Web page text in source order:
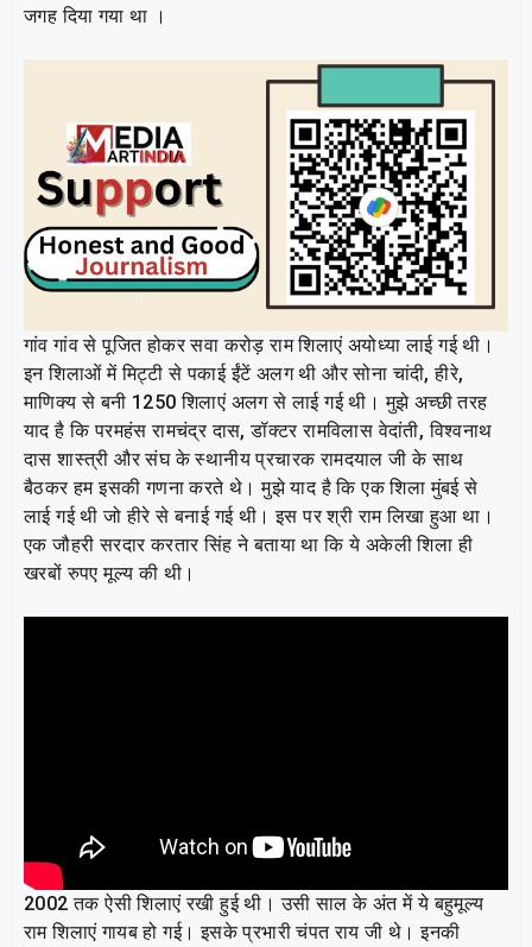
जगह दिया गया था ।
गांव गांव से पूजित होकर सवा करोड़ राम शिलाएं अयोध्या लाई गई थी।
इन शिलाओं में मिट्टी से पकाई ईंटें अलग थी और सोना चांदी, हीरे,
माणिक्य से बनी 1250 शिलाएं अलग से लाई गई थी। मुझे अच्छी तरह
याद है कि परमहंस रामचंद्र दास, डॉक्टर रामविलास वेदांती, विश्वनाथ
दास शास्त्री और संघ के स्थानीय प्रचारक रामदयाल जी के साथ
बैठकर हम इसकी गणना करते थे। मुझे याद है कि एक शिला मुंबई से
लाई गई थी जो हीरे से बनाई गई थी। इस पर श्री राम लिखा हुआ था।
एक जौहरी सरदार करतार सिंह ने बताया था कि ये अकेली शिला ही
खरबों रुपए मूल्य की थी।
2002 तक ऐसी शिलाएं रखी हुई थी। उसी साल के अंत में ये बहुमूल्य
राम शिलाएं गायब हो गई। इसके प्रभारी चंपत राय जी थे। इनकी